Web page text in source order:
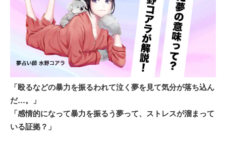
「殴るなどの暴力を振るわれて泣く夢を見て気分が落ち込ん
だ…。」
「感情的になって暴力を振るう夢って、ストレスが溜まって
いる証拠？」